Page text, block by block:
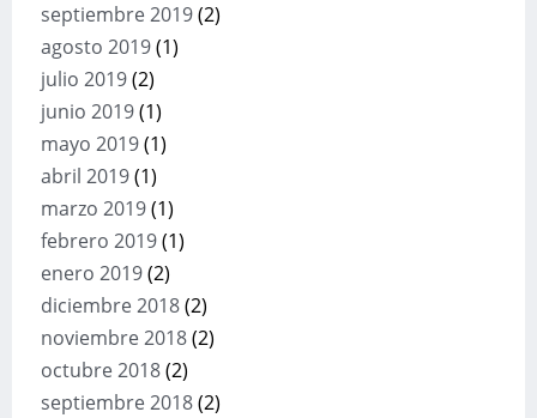
septiembre 2019(2)
agosto 2019(1)
julio 2019(2)
junio 2019(1)
mayo 2019(1)
abril 2019(1)
marzo 2019(1)
febrero 2019(1)
enero 2019(2)
diciembre 2018(2)
noviembre 2018(2)
octubre 2018(2)
septiembre 2018(2)